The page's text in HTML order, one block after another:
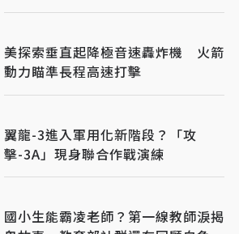
美探索垂直起降極音速轟炸機 火箭
動力瞄準長程高速打擊
翼龍-3進入軍用化新階段？「攻
擊-3A」現身聯合作戰演練
國小生能霸凌老師？第一線教師淚揭